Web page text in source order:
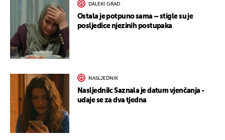
DALEKI GRAD
Ostala je potpuno sama – stigle su je
posljedice njezinih postupaka
NASLJEDNIK
Nasljednik: Saznala je datum vjenčanja -
udaje se za dva tjedna